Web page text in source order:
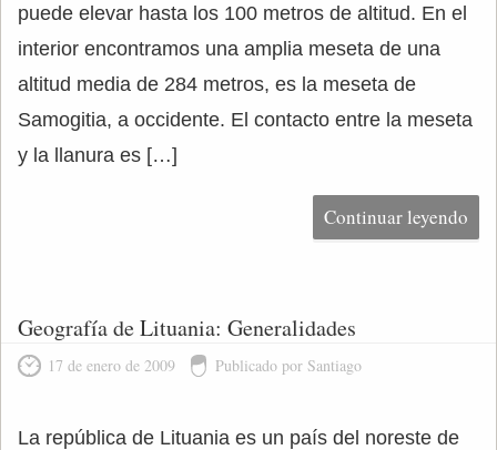
puede elevar hasta los 100 metros de altitud. En el
interior encontramos una amplia meseta de una
altitud media de 284 metros, es la meseta de
Samogitia, a occidente. El contacto entre la meseta
y la llanura es […]
Continuar leyendo
Geografía de Lituania: Generalidades
17 de enero de 2009 Publicado por Santiago
La república de Lituania es un país del noreste de